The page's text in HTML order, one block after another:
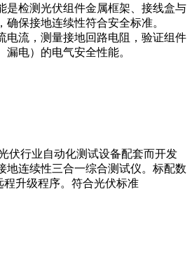
是检测光伏组件金属框架、接线盒与
保接地连续性符合安全标准。
电流，测量接地回路电阻，验证组件
电）的电气安全性能。
伏行业自动化测试设备配套而开发
地连续性三合一综合测试仪。标配数
升级程序。符合光伏标准